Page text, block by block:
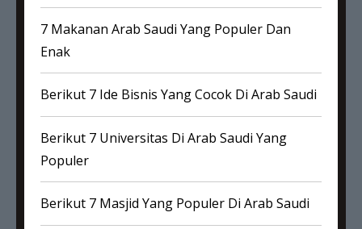
7 Makanan Arab Saudi Yang Populer Dan
Enak
Berikut 7 Ide Bisnis Yang Cocok Di Arab Saudi
Berikut 7 Universitas Di Arab Saudi Yang
Populer
Berikut 7 Masjid Yang Populer Di Arab Saudi